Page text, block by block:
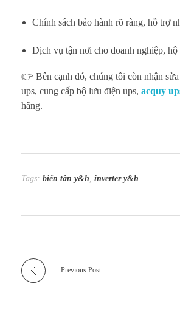
Chính sách bảo hành rõ ràng, hỗ trợ
Dịch vụ tận nơi cho doanh nghiệp, hộ
👉 Bên cạnh đó, chúng tôi còn nhận
ups, cung cấp bộ lưu điện ups, acquy
hãng.
Tags: biến tần y&h inverter y&h
Previous Post